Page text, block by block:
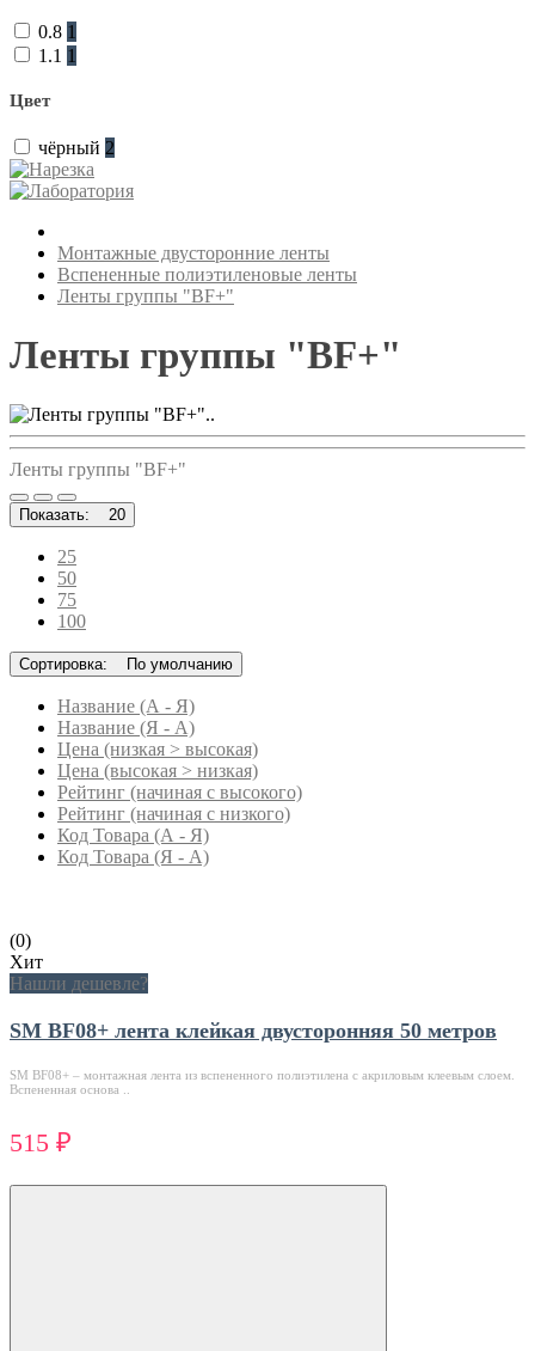
0.8 1
1.1 1
Цвет
чёрный 2
Монтажные двусторонние ленты
Вспененные полиэтиленовые ленты
Ленты группы "BF+"
Ленты группы "BF+"
..
Ленты группы "BF+"
Показать: 20
25
50
75
100
Сортировка: По умолчанию
Название (А - Я)
Название (Я - А)
Цена (низкая > высокая)
Цена (высокая > низкая)
Рейтинг (начиная с высокого)
Рейтинг (начиная с низкого)
Код Товара (А - Я)
Код Товара (Я - А)
(0)
Хит
Нашли дешевле?
SM BF08+ лента клейкая двусторонняя 50 метров
SM BF08+ – монтажная лента из вспененного полиэтилена с акриловым клеевым слоем.
Вспененная основа ..
515 ₽